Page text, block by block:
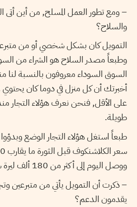
– ومع تطور العمل المسلح, من أين أتى
والسلاح؟
التمويل كان بشكل شخصي أو من
وطبعاً مصدر السلاح هو الشراء من
السوق السوداء معروفون بالنسبة
أخبرتك أن كل منزل في دوما كان
على الأقل, فنحن نعرف هؤلاء التجار
طويلة.
طبعاً استغل هؤلاء التجار الوضع
ووصل اليوم إلى أكثر من 180 ألف ليرة سورية!
– ذكرت أن التمويل يأتي من متبرعين
يقدمون الدعم؟